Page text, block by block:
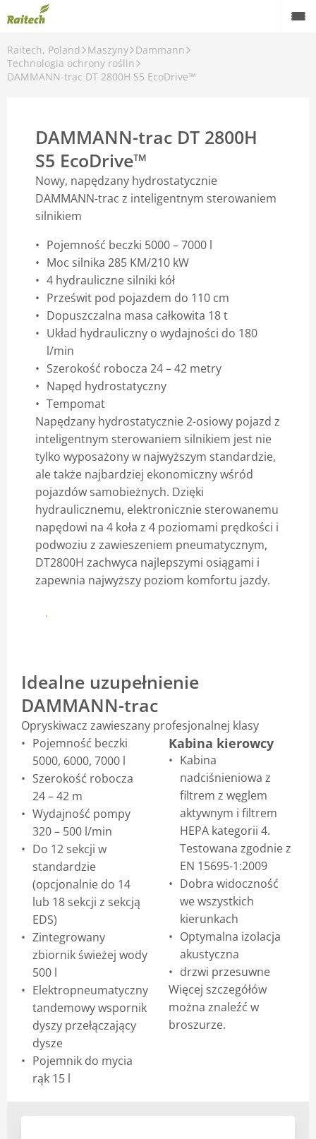
Raitech, Poland Maszyny Dammann
Technologia ochrony roślin
DAMMANN-trac DT 2800H S5 EcoDrive™
DAMMANN-trac DT 2800H
S5 EcoDrive™
Nowy, napędzany hydrostatycznie
DAMMANN-trac z inteligentnym sterowaniem
silnikiem
Pojemność beczki 5000 – 7000 l
Moc silnika 285 KM/210 kW
4 hydrauliczne silniki kół
Prześwit pod pojazdem do 110 cm
Dopuszczalna masa całkowita 18 t
Układ hydrauliczny o wydajności do 180
l/min
Szerokość robocza 24 – 42 metry
Napęd hydrostatyczny
Tempomat
Napędzany hydrostatycznie 2-osiowy pojazd z
inteligentnym sterowaniem silnikiem jest nie
tylko wyposażony w najwyższym standardzie,
ale także najbardziej ekonomiczny wśród
pojazdów samobieżnych. Dzięki
hydraulicznemu, elektronicznie sterowanemu
napędowi na 4 koła z 4 poziomami prędkości i
podwoziu z zawieszeniem pneumatycznym,
DT2800H zachwyca najlepszymi osiągami i
zapewnia najwyższy poziom komfortu jazdy.
Broszura Dammann_trac
Idealne uzupełnienie
DAMMANN-trac
Opryskiwacz zawieszany profesjonalnej klasy
Pojemność beczki
5000, 6000, 7000 l
Szerokość robocza
24 – 42 m
Wydajność pompy
320 – 500 l/min
Do 12 sekcji w
standardzie
(opcjonalnie do 14
lub 18 sekcji z sekcją
EDS)
Zintegrowany
zbiornik świeżej wody
500 l
Elektropneumatyczny
tandemowy wspornik
dyszy przełączający
dysze
Pojemnik do mycia
rąk 15 l
Kabina kierowcy
Kabina
nadciśnieniowa z
filtrem z węglem
aktywnym i filtrem
HEPA kategorii 4.
Testowana zgodnie z
EN 15695-1:2009
Dobra widoczność
we wszystkich
kierunkach
Optymalna izolacja
akustyczna
drzwi przesuwne
Więcej szczegółów
można znaleźć w
broszurze.
Maszyny
Serwis
Rolnictwo precyzyjne
Finansowanie
Kariera
O nas
Blog